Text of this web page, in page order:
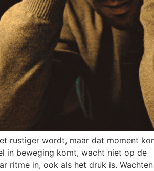
rustiger wordt, maar dat moment
in beweging komt, wacht niet op de
ritme in, ook als het druk is. Wachten